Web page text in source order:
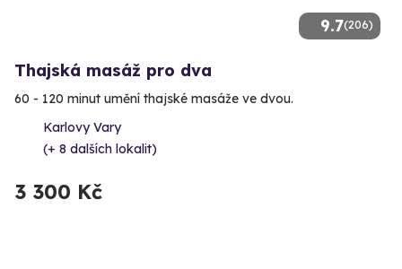
9.7(206)
Thajská masáž pro dva
60 - 120 minut umění thajské masáže ve dvou.
Karlovy Vary
(+ 8 dalších lokalit)
3 300 Kč